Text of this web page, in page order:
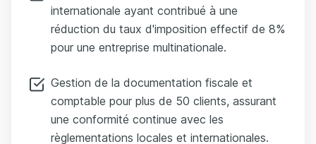
internationale ayant contribué à une
réduction du taux d'imposition effectif de 8%
pour une entreprise multinationale.
Gestion de la documentation fiscale et
comptable pour plus de 50 clients, assurant
une conformité continue avec les
règlementations locales et internationales.